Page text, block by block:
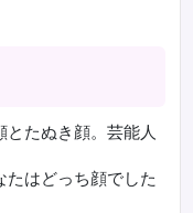
たぬき顔。芸能人
たはどっち顔でした